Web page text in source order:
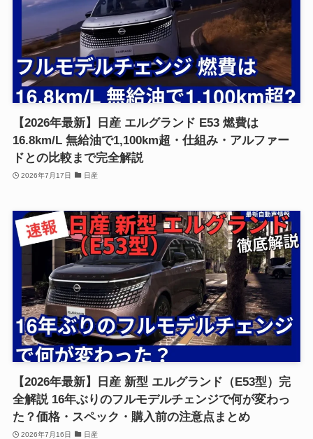
【2026年最新】日産 エルグランド E53 燃費は
16.8km/L 無給油で1,100km超・仕組み・アルファー
ドとの比較まで完全解説
2026年7月17日 日産
【2026年最新】日産 新型 エルグランド（E53型）完
全解説 16年ぶりのフルモデルチェンジで何が変わっ
た？価格・スペック・購入前の注意点まとめ
2026年7月16日 日産